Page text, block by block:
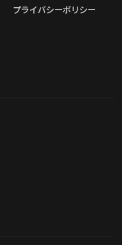
プライバシーポリシー